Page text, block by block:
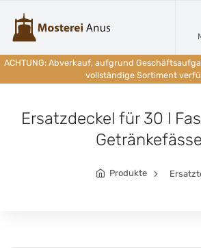
ACHTUNG: Abverkauf, aufgrund
vollständige Sortiment
Ersatzdeckel für 30 l
Produkte